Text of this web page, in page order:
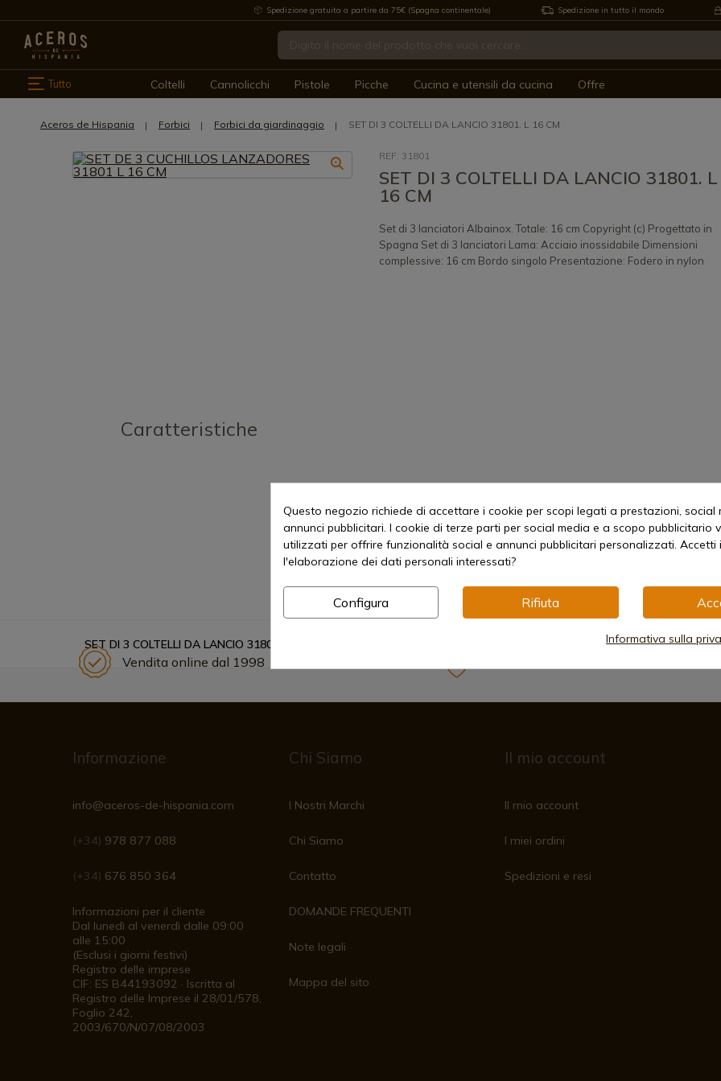
Spedizione gratuita a partire da 75€ (Spagna continentale) Spedizione in tutto il mondo
Tutto Coltelli Cannolicchi Pistole Picche Cucina e utensili da cucina Offre
Aceros de Hispania Forbici Forbici da giardinaggio SET DI 3 COLTELLI DA LANCIO 31801. L 16 CM
REF: 31801
SET DI 3 COLTELLI DA LANCIO 31801. L
16 CM
Set di 3 lanciatori Albainox. Totale: 16 cm Copyright (c) Progettato in
Spagna Set di 3 lanciatori Lama: Acciaio inossidabile Dimensioni
complessive: 16 cm Bordo singolo Presentazione: Fodero in nylon
Caratteristiche
SET DI 3 COLTELLI DA LANCIO 31801. L 16 CM
Vendita online dal 1998
Informazione
info@aceros-de-hispania.com
(+34) 978 877 088
(+34) 676 850 364
Informazioni per il cliente
Dal lunedì al venerdì dalle 09:00
alle 15:00
(Esclusi i giorni festivi)
Registro delle imprese
CIF: ES B44193092 · Iscritta al
Registro delle Imprese il 28/01/578,
Foglio 242,
2003/670/N/07/08/2003
Chi Siamo
I Nostri Marchi
Chi Siamo
Contatto
DOMANDE FREQUENTI
Note legali
Mappa del sito
Il mio account
Il mio account
I miei ordini
Spedizioni e resi
Questo negozio richiede di accettare i cookie per scopi legati a prestazioni, social
annunci pubblicitari. I cookie di terze parti per social media e a scopo pubblicitario
utilizzati per offrire funzionalità social e annunci pubblicitari personalizzati. Accetti
l'elaborazione dei dati personali interessati?
Configura Rifiuta
Informativa sulla